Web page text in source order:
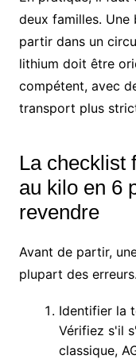
deux familles.
partir dans un
lithium doit être
compétent, avec
transport plus
La checklist
au kilo en 6
revendre
Avant de partir,
plupart des erreurs.
Identifier la
Vérifiez s'il
classique,